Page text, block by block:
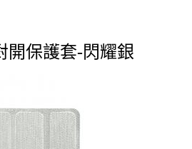
開保護套-閃耀銀